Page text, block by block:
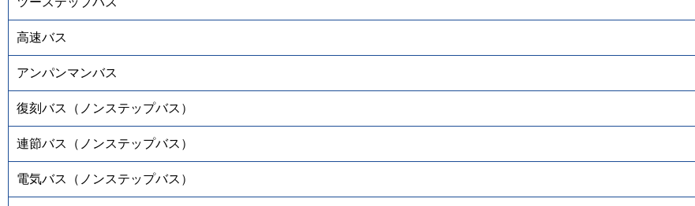
高速バス
アンパンマンバス
復刻バス（ノンステップバス）
連節バス（ノンステップバス）
電気バス（ノンステップバス）